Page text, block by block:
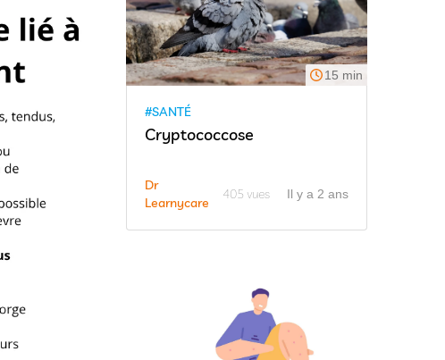
15 min
#SANTÉ
Cryptococcose
Dr
Learnycare
405 vues Il y a 2 ans